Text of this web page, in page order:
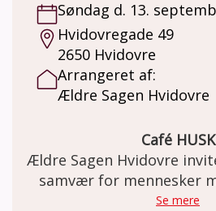
Søndag d. 13.
Hvidovregade 49
2650 Hvidovre
Arrangeret af:
Ældre Sagen Hvidovre
Café HUSK
Ældre Sagen Hvidovre
samvær for mennesker
deresSe mere